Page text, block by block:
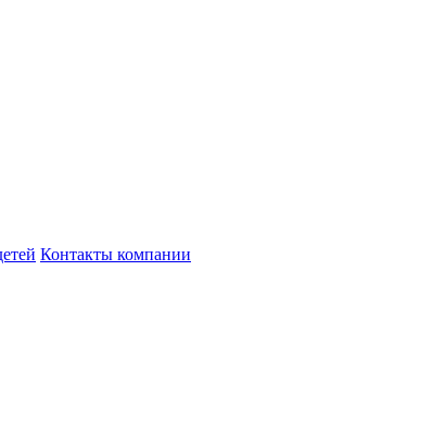
Контакты компании